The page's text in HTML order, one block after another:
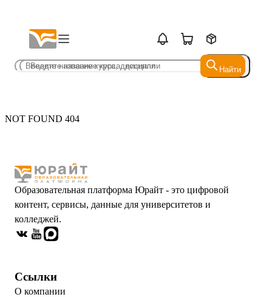
Найти
Найти
NOT FOUND 404
Образовательная платформа Юрайт - это цифровой
контент, сервисы, данные для университетов и
колледжей.
Ссылки
О компании